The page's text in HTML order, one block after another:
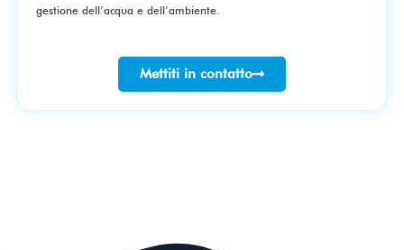
gestione dell’acqua e dell’ambiente.
Mettiti in contatto